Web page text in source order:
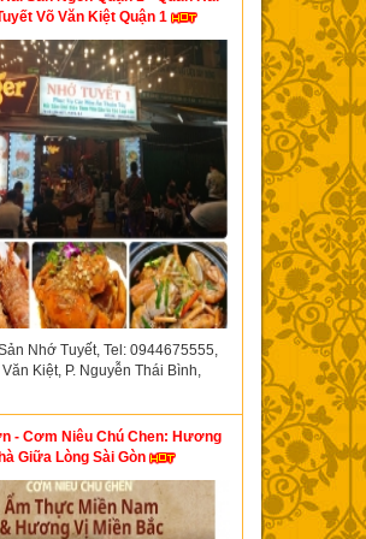
Võ Văn Kiệt Quận 1
Nhớ Tuyết, Tel: 0944675555,
Kiệt, P. Nguyễn Thái Bình,
- Cơm Niêu Chú Chen: Hương
Giữa Lòng Sài Gòn